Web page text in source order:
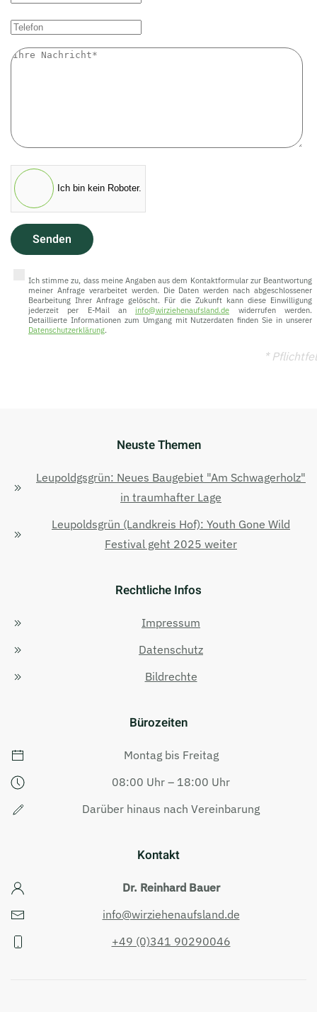
Ich bin kein Roboter.
Senden
Ich stimme zu, dass meine Angaben aus dem Kontaktformular zur Beantwortung
meiner Anfrage verarbeitet werden. Die Daten werden nach abgeschlossener
Bearbeitung Ihrer Anfrage gelöscht. Für die Zukunft kann diese Einwilligung
jederzeit per E-Mail an info@wirziehenaufsland.de widerrufen werden.
Detaillierte Informationen zum Umgang mit Nutzerdaten finden Sie in unserer
Datenschutzerklärung.
*
Neuste Themen
Leupoldgsgrün: Neues Baugebiet "Am Schwagerholz"
in traumhafter Lage
Leupoldsgrün (Landkreis Hof): Youth Gone Wild
Festival geht 2025 weiter
Rechtliche Infos
Impressum
Datenschutz
Bildrechte
Bürozeiten
Montag bis Freitag
08:00 Uhr – 18:00 Uhr
Darüber hinaus nach Vereinbarung
Kontakt
Dr. Reinhard Bauer
info@wirziehenaufsland.de
+49 (0)341 90290046